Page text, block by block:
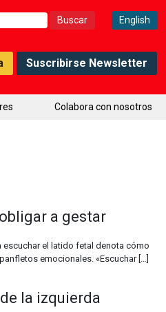
English
Suscribirse Newsletter
Colabora con nosotros
a gestar
el latido fetal denota cómo
emocionales. «Escuchar […]
la izquierda